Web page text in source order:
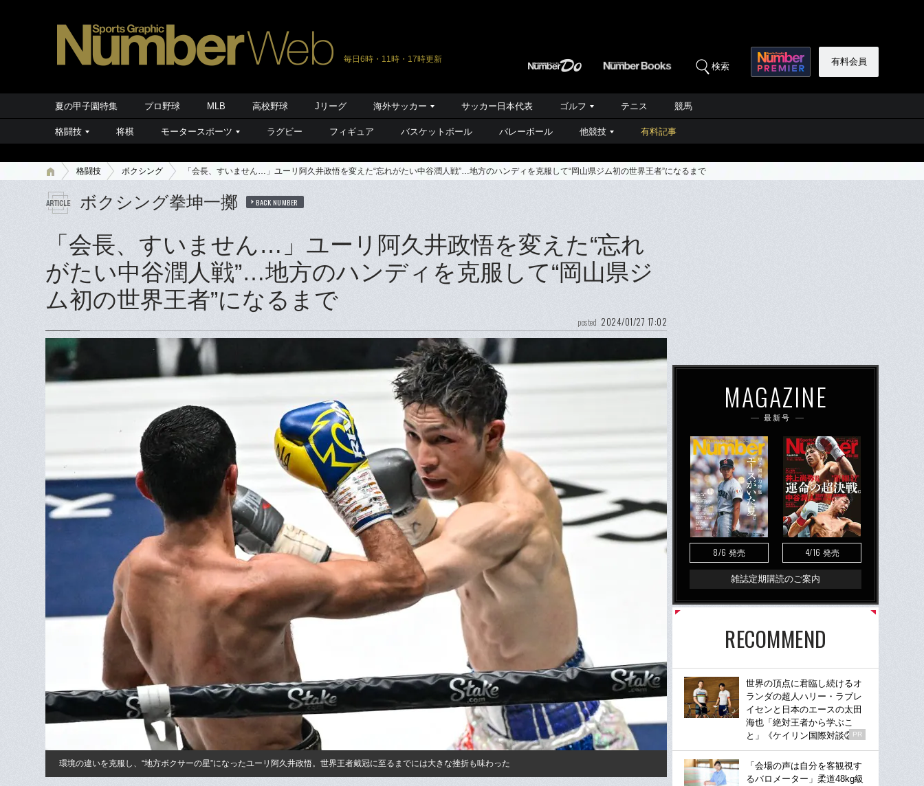
毎日6時・11時・17時更新
検索 有料会員
夏の甲子園特集 プロ野球 MLB 高校野球 Jリーグ 海外サッカー サッカー日本代表 ゴルフ テニス 競馬
格闘技 将棋 モータースポーツ ラグビー フィギュア バスケットボール バレーボール 他競技 有料記事
格闘技 ボクシング 「会長、すいません…」ユーリ阿久井政悟を変えた“忘れがたい中谷潤人戦”…地方のハンディを克服して“岡山県ジム初の世界王者”になるまで
ボクシング拳坤一擲 BACK NUMBER
「会長、すいません…」ユーリ阿久井政悟を変えた“忘れ
がたい中谷潤人戦”…地方のハンディを克服して“岡山県ジ
ム初の世界王者”になるまで
posted 2024/01/27 17:02
環境の違いを克服し、“地方ボクサーの星”になったユーリ阿久井政悟。世界王者戴冠に至るまでには大きな挫折も味わった
MAGAZINE
最新号
8/6 発売 4/16 発売
雑誌定期購読のご案内
RECOMMEND
世界の頂点に君臨し続けるオ
ランダの超人ハリー・ラブレ
イセンと日本のエースの太田
海也「絶対王者から学ぶこ
と」《ケイリン国際対談②》
PR
「会場の声は自分を客観視す
るバロメーター」柔道48kg級